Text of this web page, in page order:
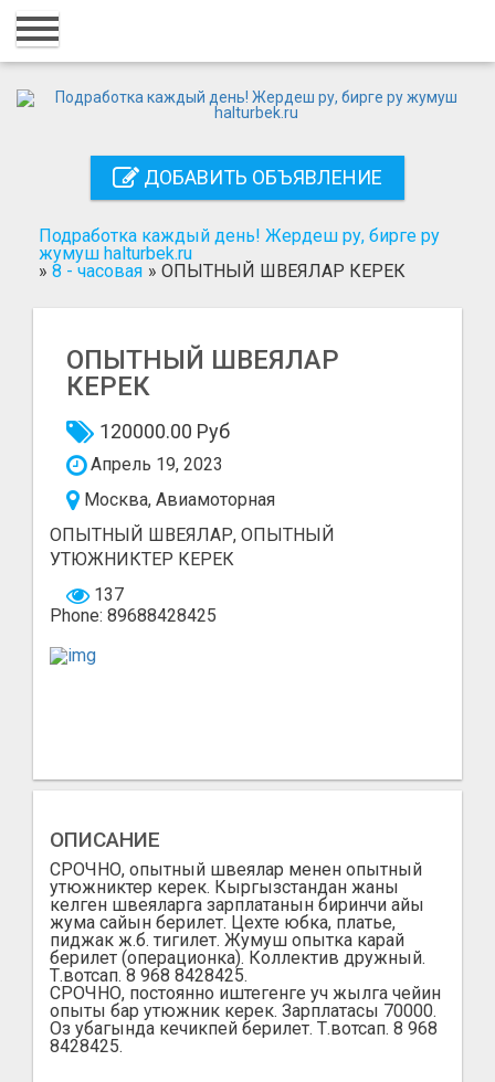
Главная
Контакты
Добавить объявление
Поиск
ДОБАВИТЬ ОБЪЯВЛЕНИЕ
Подработка каждый день! Жердеш ру, бирге ру
жумуш halturbek.ru
» 8 - часовая » ОПЫТНЫЙ ШВЕЯЛАР КЕРЕК
ОПЫТНЫЙ ШВЕЯЛАР
КЕРЕК
120000.00 Руб
Апрель 19, 2023
Москва, Авиамоторная
ОПЫТНЫЙ ШВЕЯЛАР, ОПЫТНЫЙ
УТЮЖНИКТЕР КЕРЕК
137
Phone: 89688428425
ОПИСАНИЕ
СРОЧНО, опытный швеялар менен опытный
утюжниктер керек. Кыргызстандан жаны
келген швеяларга зарплатанын биринчи айы
жума сайын берилет. Цехте юбка, платье,
пиджак ж.б. тигилет. Жумуш опытка карай
берилет (операционка). Коллектив дружный.
Т.вотсап. 8 968 8428425.
СРОЧНО, постоянно иштегенге уч жылга чейин
опыты бар утюжник керек. Зарплатасы 70000.
Оз убагында кечикпей берилет. Т.вотсап. 8 968
8428425.